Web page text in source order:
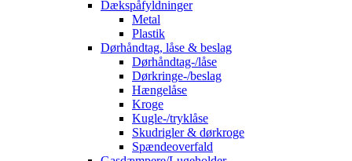
Dækspåfyldninger
Metal
Plastik
Dørhåndtag, låse & beslag
Dørhåndtag-/låse
Dørkringe-/beslag
Hængelåse
Kroge
Kugle-/tryklåse
Skudrigler & dørkroge
Spændeoverfald